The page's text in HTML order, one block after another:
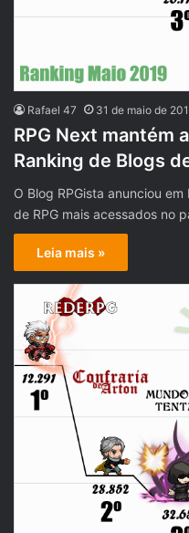
Rafael 47 31 de maio de
RPG Next mantém
Ranking de Blogs
O Blog RPGista anunciou
de RPG mais acessados no
Leia mais »